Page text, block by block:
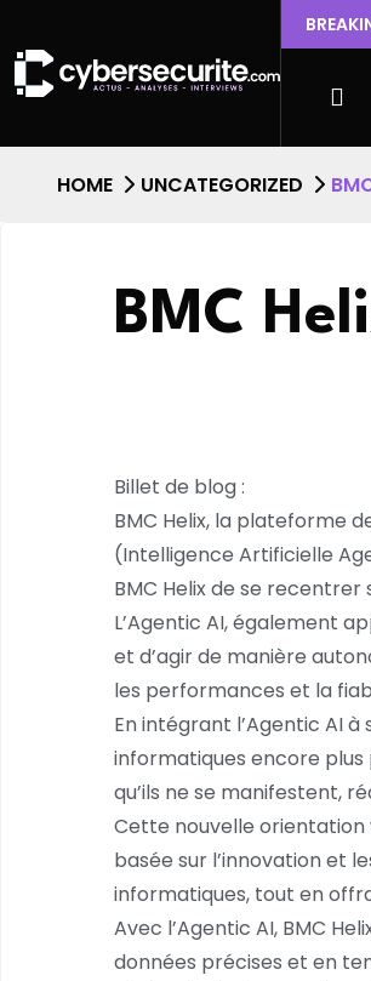
permettant l’escalade de privilèges
HOME UNCATEGORIZED
BMC
Billet de blog :
BMC Helix, la plateforme
(Intelligence Artificielle
BMC Helix de se
L’Agentic AI, également
et d’agir de manière
les performances et la
En intégrant l’Agentic AI
informatiques encore
qu’ils ne se manifestent,
Cette nouvelle orientation
basée sur l’innovation et
informatiques, tout en
Avec l’Agentic AI, BMC
données précises et en